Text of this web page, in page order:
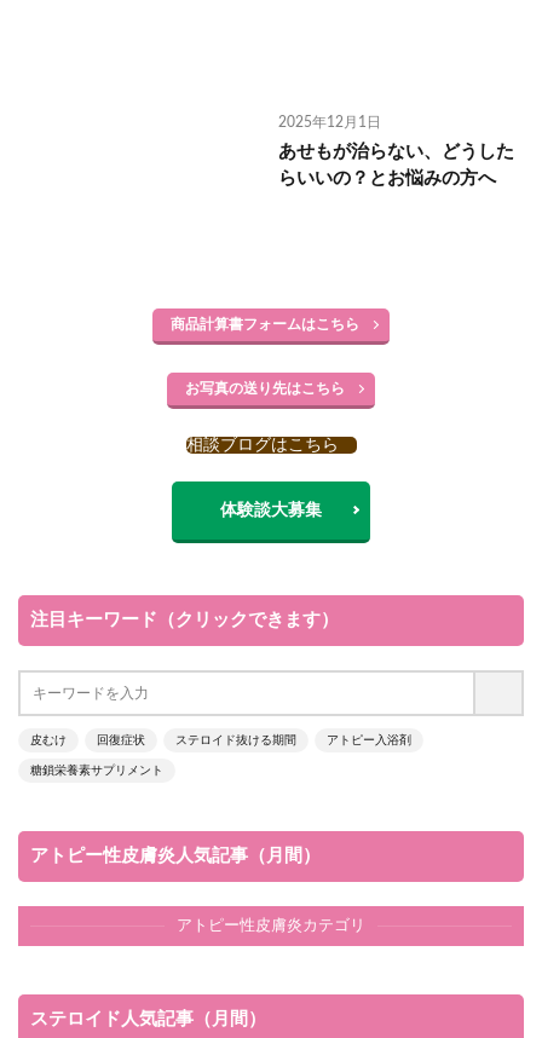
2025年12月1日
あせもが治らない、どうした
らいいの？とお悩みの方へ
商品計算書フォームはこちら
お写真の送り先はこちら
相談ブログはこちら
体験談大募集
注目キーワード（クリックできます）
皮むけ 回復症状 ステロイド抜ける期間 アトピー入浴剤
糖鎖栄養素サプリメント
アトピー性皮膚炎人気記事（月間）
アトピー性皮膚炎カテゴリ
ステロイド人気記事（月間）